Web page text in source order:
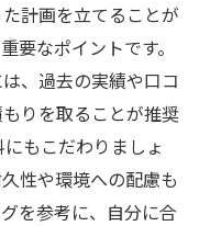
計画を立てることが
要なポイントです。
、過去の実績や口コ
りを取ることが推奨
もこだわりましょ
性や環境への配慮も
を参考に、自分に合